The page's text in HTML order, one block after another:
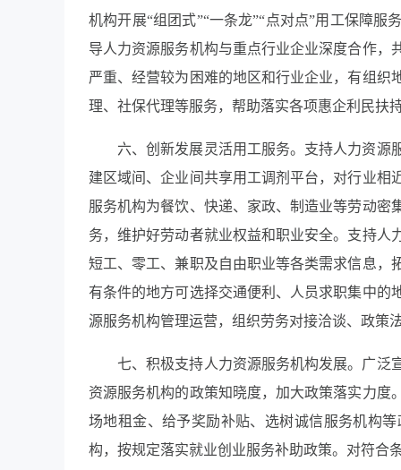
机构开展“组团式”“一条龙”“点对点”用工保障服
导人力资源服务机构与重点行业企业深度合作，
严重、经营较为困难的地区和行业企业，有组织
理、社保代理等服务，帮助落实各项惠企利民扶持
六、创新发展灵活用工服务。支持人力资源
建区域间、企业间共享用工调剂平台，对行业相
服务机构为餐饮、快递、家政、制造业等劳动密
务，维护好劳动者就业权益和职业安全。支持人
短工、零工、兼职及自由职业等各类需求信息，
有条件的地方可选择交通便利、人员求职集中的
源服务机构管理运营，组织劳务对接洽谈、政策
七、积极支持人力资源服务机构发展。广泛
资源服务机构的政策知晓度，加大政策落实力
场地租金、给予奖励补贴、选树诚信服务机构
构，按规定落实就业创业服务补助政策。对符合